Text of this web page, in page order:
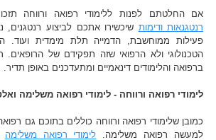
אם החלטתם לפנות ללימודי רפואה ורווחה
רנטגנאות ודימות שיכשירו אתכם לביצוע רנטגנים,
פעילות ממוחשבת, הדמייה תלת מימדית ועוד.
הטכנולוגי ולא הרפואי שזה תפקידם של הרופאים.
ברפואה והלימודים דינאמיים ומתעדכנים באופן תדיר.
לימודי רפואה ורווחה - לימודי רפואה משלימה
כמובן שלימודי רפואה ורווחה כוללים בתוכם גם
למעשה רפואה משלימה. לימודי רפואה משלימה